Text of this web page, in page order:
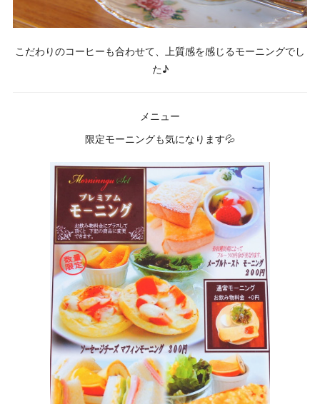
こだわりのコーヒーも合わせて、上質感を感じるモーニングでし
た♪
メニュー
限定モーニングも気になります💦